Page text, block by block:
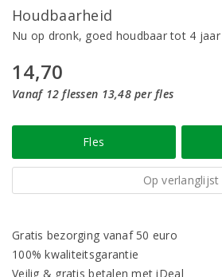
Houdbaarheid
Nu op dronk, goed houdbaar tot 4
14,70
Vanaf 12 flessen 13,48 per fles
Fles
Op verlanglijst
Gratis bezorging vanaf 50 euro
100% kwaliteitsgarantie
Veilig & gratis betalen met iDeal